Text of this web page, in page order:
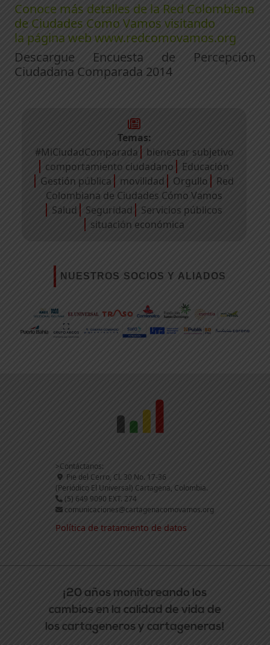
Conoce más detalles de la Red Colombiana
de Ciudades Como Vamos visitando
la página web www.redcomovamos.org
Descargue Encuesta de Percepción
Ciudadana Comparada 2014
Temas:
#MiCiudadComparada
bienestar subjetivo
comportamiento ciudadano
Educación
Gestión pública
movilidad Orgullo
Red
Colombiana de Ciudades Cómo Vamos
Salud
Seguridad
Servicios públicos
situación económica
NUESTROS SOCIOS Y ALIADOS
>Contáctanos:
Pie del Cerro, Cl. 30 No. 17-36
(Periódico El Universal) Cartagena, Colombia.
(5) 649 9090 EXT. 274
comunicaciones@cartagenacomovamos.org
Política de tratamiento de datos
¡20 años monitoreando los
cambios en la calidad de vida de
los cartageneros y cartageneras!